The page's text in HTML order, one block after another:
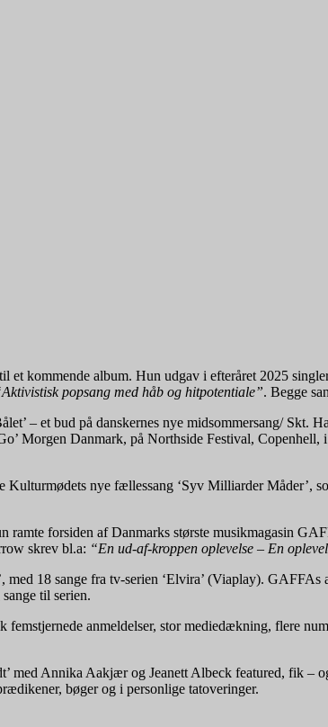
et kommende album. Hun udgav i efteråret 2025
popsang med håb og hitpotentiale”. Begge
– et bud på danskernes nye midsommersang/
Morgen Danmark, på Northside Festival,
nye fællessang ‘Syv Milliarder Måder’,
ramte forsiden af Danmarks største musikmagasin
skrev bl.a: “En ud-af-kroppen oplevelse – En
med 18 sange fra tv-serien ‘Elvira’ (Viaplay). GAFFAs
til serien.
anmeldelser, stor mediedækning, flere
med Annika Aakjær og Jeanett Albeck featured, fik –
bøger og i personlige tatoveringer.